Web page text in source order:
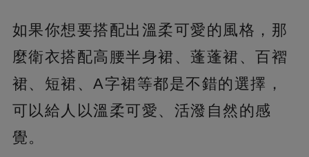
如果你想要搭配出溫柔可愛的風格，那
麼衛衣搭配高腰半身裙、蓬蓬裙、百褶
裙、短裙、A字裙等都是不錯的選擇，
可以給人以溫柔可愛、活潑自然的感
覺。